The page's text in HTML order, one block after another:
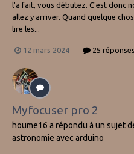
l'a fait, vous débutez. C'est donc
allez y arriver. Quand quelque
lire les...
12 mars 2024 25 réponses
Myfocuser pro 2
houme16 a répondu à un sujet
astronomie avec arduino